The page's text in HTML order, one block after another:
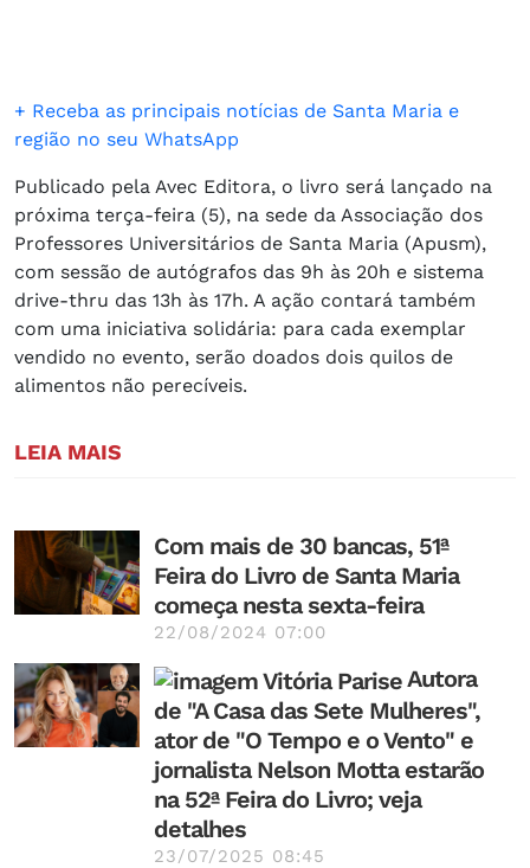
+ Receba as principais notícias de Santa Maria e
região no seu WhatsApp
Publicado pela Avec Editora, o livro será lançado na
próxima terça-feira (5), na sede da Associação dos
Professores Universitários de Santa Maria (Apusm),
com sessão de autógrafos das 9h às 20h e sistema
drive-thru das 13h às 17h. A ação contará também
com uma iniciativa solidária: para cada exemplar
vendido no evento, serão doados dois quilos de
alimentos não perecíveis.
LEIA MAIS
Com mais de 30 bancas, 51ª
Feira do Livro de Santa Maria
começa nesta sexta-feira
22/08/2024 07:00
Autora
de "A Casa das Sete Mulheres",
ator de "O Tempo e o Vento" e
jornalista Nelson Motta estarão
na 52ª Feira do Livro; veja
detalhes
23/07/2025 08:45